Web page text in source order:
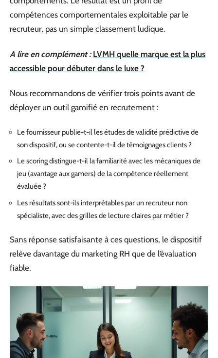
compétences comportementales exploitable par le
recruteur, pas un simple classement ludique.
A lire en complément : LVMH quelle marque est la plus
accessible pour débuter dans le luxe ?
Nous recommandons de vérifier trois points avant de
déployer un outil gamifié en recrutement :
Le fournisseur publie-t-il les études de validité prédictive de
son dispositif, ou se contente-t-il de témoignages clients ?
Le scoring distingue-t-il la familiarité avec les mécaniques de
jeu (avantage aux gamers) de la compétence réellement
évaluée ?
Les résultats sont-ils interprétables par un recruteur non
spécialiste, avec des grilles de lecture claires par métier ?
Sans réponse satisfaisante à ces questions, le dispositif
relève davantage du marketing RH que de l’évaluation
fiable.